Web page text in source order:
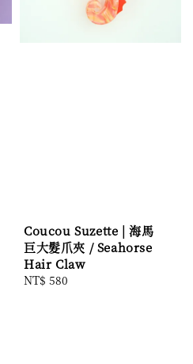
Coucou Suzette | 海馬
巨大髮爪夾 / Seahorse
Hair Claw
Regular
NT$ 580